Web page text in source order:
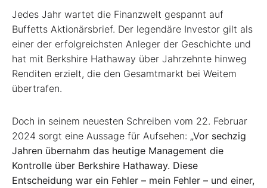
Jedes Jahr wartet die Finanzwelt gespannt auf
Buffetts Aktionärsbrief. Der legendäre Investor gilt als
einer der erfolgreichsten Anleger der Geschichte und
hat mit Berkshire Hathaway über Jahrzehnte hinweg
Renditen erzielt, die den Gesamtmarkt bei Weitem
übertrafen.
Doch in seinem neuesten Schreiben vom 22. Februar
2024 sorgt eine Aussage für Aufsehen: „Vor sechzig
Jahren übernahm das heutige Management die
Kontrolle über Berkshire Hathaway. Diese
Entscheidung war ein Fehler – mein Fehler – und einer,